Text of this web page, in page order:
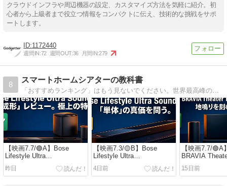
クラウドインフラや周辺機器の設定、カスタマイズ方法を気軽に紹介。初
心者から上級者まで役立つ情報をコンパクトに伝え、技術的な挑戦をサポ
ートします。
1172440
週間IN:72 週間OUT:36 月間IN:279
8
スマートホームシアターの教科書
「おすすめランキング」はもう見ないでください。世界最高峰の評価機関『RTINGS』の実測データを、プロが「日本の住環境（狭小・壁の薄さ）」へ翻訳。40代からの“失敗しない”スマートホームシアター構築を導く、国内唯一の実測値検証バイブル。
【映画7.7/🟢A】Bose
Lifestyle Ultra
Soundbar 「完成形」レビ
ュー。極上の特等席
昨日
【映画7.3/🟡B】Bose
Lifestyle Ultra
Soundbar 「単体」レビュ
ー。限界と正解
4日前
【映画7.7/🟢A
BRAVIA
形」レビュー
む究極解
15日前